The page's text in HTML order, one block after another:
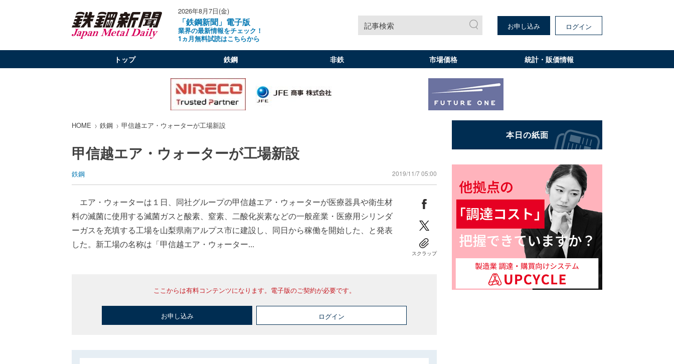
2026年8月7日(金)
「鉄鋼新聞」電子版
業界の最新情報をチェック！
1ヵ月無料試読はこちらから
記事検索 お申し込み ログイン
トップ 鉄鋼 非鉄 市場価格 統計・販価情報
HOME 鉄鋼 甲信越エア・ウォーターが工場新設
甲信越エア・ウォーターが工場新設
鉄鋼 2019/11/7 05:00
エア・ウォーターは１日、同社グループの甲信越エア・ウォーターが医療器具や衛生材
料の滅菌に使用する滅菌ガスと酸素、窒素、二酸化炭素などの一般産業・医療用シリンダ
ーガスを充填する工場を山梨県南アルプス市に建設し、同日から稼働を開始した、と発表
した。新工場の名称は「甲信越エア・ウォーター...
スクラップ
ここからは有料コンテンツになります。電子版のご契約が必要です。
お申し込み ログイン